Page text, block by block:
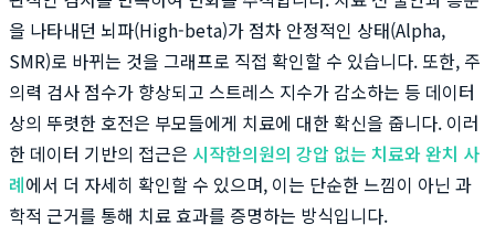
을 나타내던 뇌파(High-beta)가 점차 안정적인 상태(Alpha,
SMR)로 바뀌는 것을 그래프로 직접 확인할 수 있습니다. 또한, 주
의력 검사 점수가 향상되고 스트레스 지수가 감소하는 등 데이터
상의 뚜렷한 호전은 부모들에게 치료에 대한 확신을 줍니다. 이러
한 데이터 기반의 접근은 시작한의원의 강압 없는 치료와 완치 사
례에서 더 자세히 확인할 수 있으며, 이는 단순한 느낌이 아닌 과
학적 근거를 통해 치료 효과를 증명하는 방식입니다.